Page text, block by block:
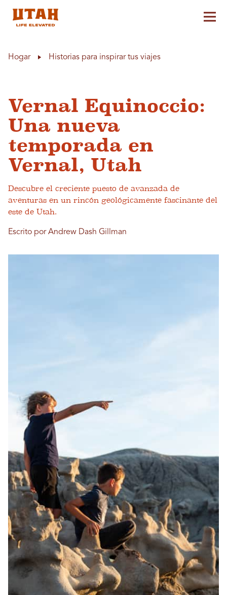
Hogar Historias para inspirar tus viajes
Vernal Equinoccio:
Una nueva
temporada en
Vernal, Utah
Descubre el creciente puesto de avanzada de
aventuras en un rincón geológicamente fascinante del
este de Utah.
Escrito por Andrew Dash Gillman